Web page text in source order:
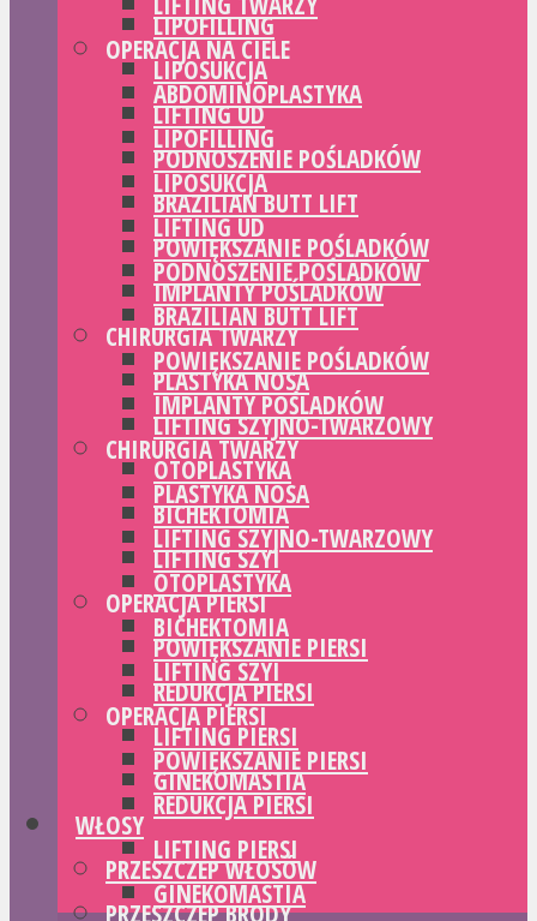
LIPOFILLING
LIPOSUKCJA
LIFTING UD
PODNOSZENIE POŚLADKÓW
BRAZILIAN BUTT LIFT
POWIĘKSZANIE POŚLADKÓW
IMPLANTY POŚLADKÓW
CHIRURGIA TWARZY
PLASTYKA NOSA
LIFTING SZYJNO-TWARZOWY
OTOPLASTYKA
BICHEKTOMIA
LIFTING SZYI
OPERACJA PIERSI
POWIĘKSZANIE PIERSI
REDUKCJA PIERSI
LIFTING PIERSI
GINEKOMASTIA
WŁOSY
PRZESZCZEP WŁOSÓW
PRZESZCZEP BRODY
OPERACJA NA CIELE
ABDOMINOPLASTYKA
LIPOFILLING
LIPOSUKCJA
LIFTING UD
PODNOSZENIE POŚLADKÓW
BRAZILIAN BUTT LIFT
POWIĘKSZANIE POŚLADKÓW
IMPLANTY POŚLADKÓW
CHIRURGIA TWARZY
PLASTYKA NOSA
LIFTING SZYJNO-TWARZOWY
OTOPLASTYKA
BICHEKTOMIA
LIFTING SZYI
OPERACJA PIERSI
POWIĘKSZANIE PIERSI
REDUKCJA PIERSI
LIFTING PIERSI
GINEKOMASTIA